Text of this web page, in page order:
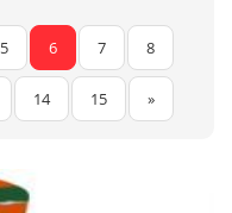
5 6 7 8
14 15 »